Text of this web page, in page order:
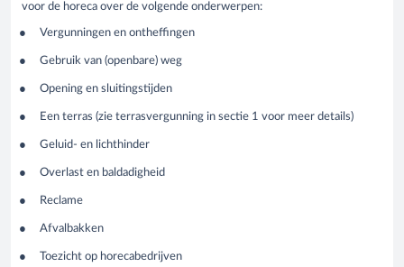
voor de horeca over de volgende onderwerpen:
Vergunningen en ontheffingen
Gebruik van (openbare) weg
Opening en sluitingstijden
Een terras (zie terrasvergunning in sectie 1 voor meer details)
Geluid- en lichthinder
Overlast en baldadigheid
Reclame
Afvalbakken
Toezicht op horecabedrijven